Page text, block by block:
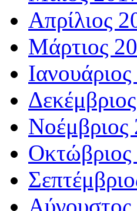
Απρίλιος
Μάρτιος
Νοέμβριος